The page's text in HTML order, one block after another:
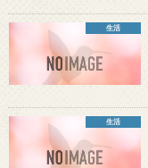
生活
生活